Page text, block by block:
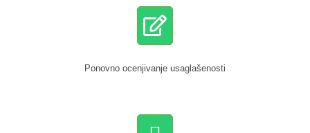
Ponovno ocenjivanje usaglašenosti